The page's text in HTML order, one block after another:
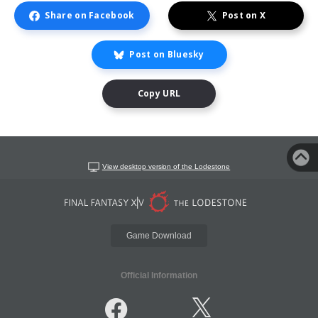
Share on Facebook Post on X
Post on Bluesky
Copy URL
View desktop version of the Lodestone
Game Download
Official Information